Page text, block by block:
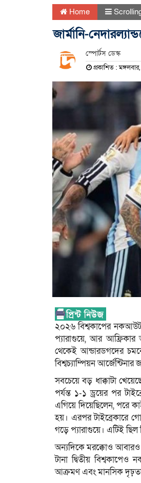
Home
জার্মানি-
স্পোর্টস ডেস্ক
প্রকাশিত :
২০২৬ বিশ্বকাপের নকআউট
প্যারাগুয়ে, আর আফ্রিকার
থেকেই আন্ডারডগদের
বিশ্বচ্যাম্পিয়ন
সবচেয়ে বড় ধাক্কাটা
পর্যন্ত ১-১ ড্রয়ের পর
এগিয়ে দিয়েছিলেন, পরে
হয়। এরপর টাইব্রেকারে
গড়ে প্যারাগুয়ে। এটিই ছিল
অন্যদিকে মরক্কোও আবারও
টানা দ্বিতীয়
আক্রমণ এবং মানসিক